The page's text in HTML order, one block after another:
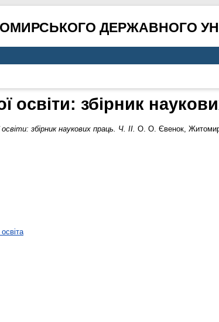
ДЕРЖАВНОГО
освіти: збірник
збірник наукових праць. Ч. ІІ. О. О. Євенок,